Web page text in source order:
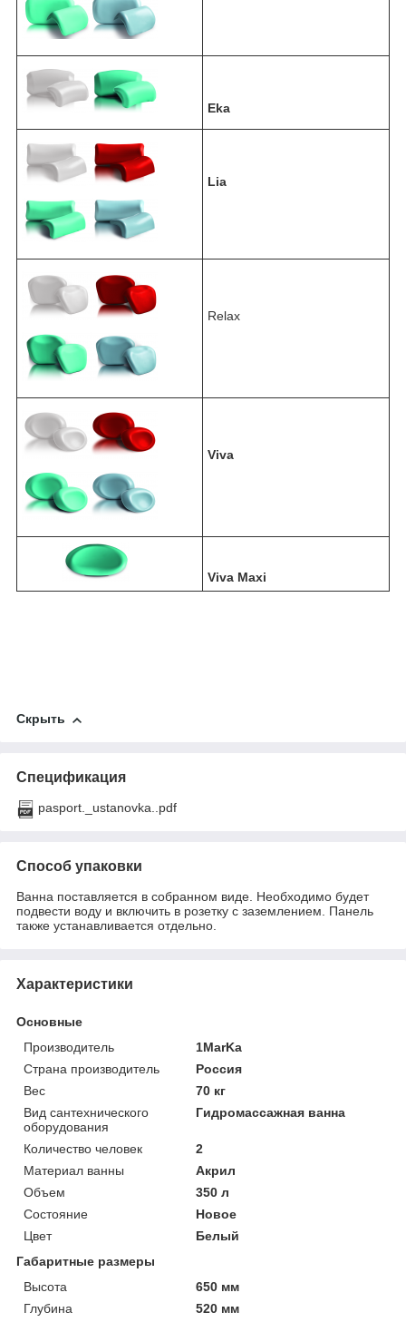
Eka
Lia
Relax
Viva
Viva Maxi
Скрыть
Спецификация
pasport._ustanovka..pdf
Способ упаковки
Ванна поставляется в собранном виде. Необходимо будет
подвести воду и включить в розетку с заземлением. Панель
также устанавливается отдельно.
Характеристики
Основные
Производитель
1MarKa
Страна производитель
Россия
Вес
70 кг
Вид сантехнического
оборудования
Гидромассажная ванна
Количество человек
2
Материал ванны
Акрил
Объем
350 л
Состояние
Новое
Цвет
Белый
Габаритные размеры
Высота
650 мм
Глубина
520 мм